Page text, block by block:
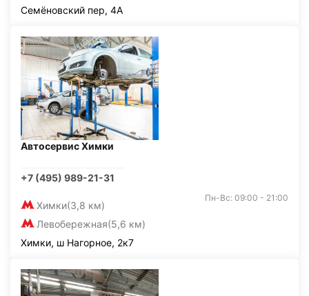
Семёновский пер, 4А
Автосервис Химки
+7 (495) 989-21-31
Химки(3,8 км)
Левобережная(5,6 км)
Пн-Вс: 09:00 - 21:00
Химки, ш Нагорное, 2к7